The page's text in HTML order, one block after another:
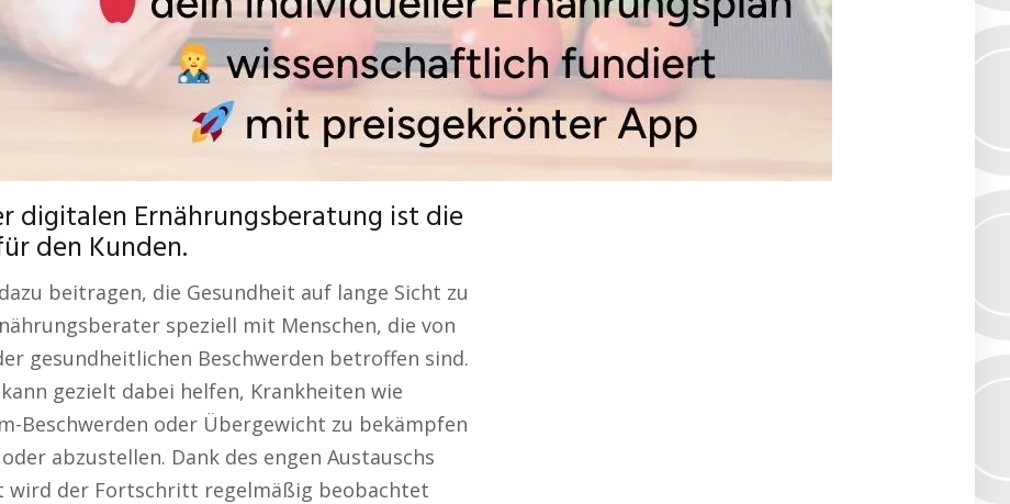
digitalen Ernährungsberatung ist die
den Kunden.
beitragen, die Gesundheit auf lange Sicht zu
speziell mit Menschen, die von
gesundheitlichen Beschwerden betroffen sind.
gezielt dabei helfen, Krankheiten wie
Beschwerden oder Übergewicht zu bekämpfen
abzustellen. Dank des engen Austauschs
wird der Fortschritt regelmäßig beobachtet